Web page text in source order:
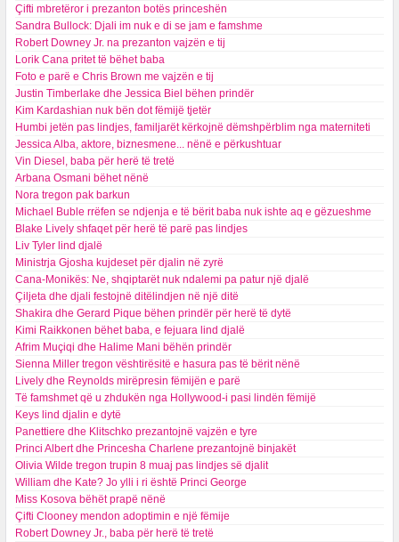
Çifti mbretëror i prezanton botës princeshën
Sandra Bullock: Djali im nuk e di se jam e famshme
Robert Downey Jr. na prezanton vajzën e tij
Lorik Cana pritet të bëhet baba
Foto e parë e Chris Brown me vajzën e tij
Justin Timberlake dhe Jessica Biel bëhen prindër
Kim Kardashian nuk bën dot fëmijë tjetër
Humbi jetën pas lindjes, familjarët kërkojnë dëmshpërblim nga materniteti
Jessica Alba, aktore, biznesmene... nënë e përkushtuar
Vin Diesel, baba për herë të tretë
Arbana Osmani bëhet nënë
Nora tregon pak barkun
Michael Buble rrëfen se ndjenja e të bërit baba nuk ishte aq e gëzueshme
Blake Lively shfaqet për herë të parë pas lindjes
Liv Tyler lind djalë
Ministrja Gjosha kujdeset për djalin në zyrë
Cana-Monikës: Ne, shqiptarët nuk ndalemi pa patur një djalë
Çiljeta dhe djali festojnë ditëlindjen në një ditë
Shakira dhe Gerard Pique bëhen prindër për herë të dytë
Kimi Raikkonen bëhet baba, e fejuara lind djalë
Afrim Muçiqi dhe Halime Mani bëhën prindër
Sienna Miller tregon vështirësitë e hasura pas të bërit nënë
Lively dhe Reynolds mirëpresin fëmijën e parë
Të famshmet që u zhdukën nga Hollywood-i pasi lindën fëmijë
Keys lind djalin e dytë
Panettiere dhe Klitschko prezantojnë vajzën e tyre
Princi Albert dhe Princesha Charlene prezantojnë binjakët
Olivia Wilde tregon trupin 8 muaj pas lindjes së djalit
William dhe Kate? Jo ylli i ri është Princi George
Miss Kosova bëhët prapë nënë
Çifti Clooney mendon adoptimin e një fëmije
Robert Downey Jr., baba për herë të tretë